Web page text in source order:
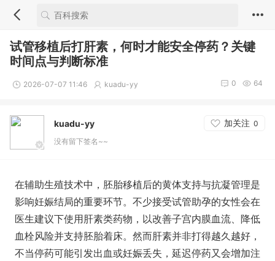
试管移植后打肝素，何时才能安全停药？关键
时间点与判断标准
2026-07-07 11:46 kuadu-yy 64
0
kuadu-yy 加关注 0
没有留下签名~~
在辅助生殖技术中，胚胎移植后的黄体支持与抗凝管理是
影响妊娠结局的重要环节。不少接受试管助孕的女性会在
医生建议下使用肝素类药物，以改善子宫内膜血流、降低
血栓风险并支持胚胎着床。然而肝素并非打得越久越好，
不当停药可能引发出血或妊娠丢失，延迟停药又会增加注